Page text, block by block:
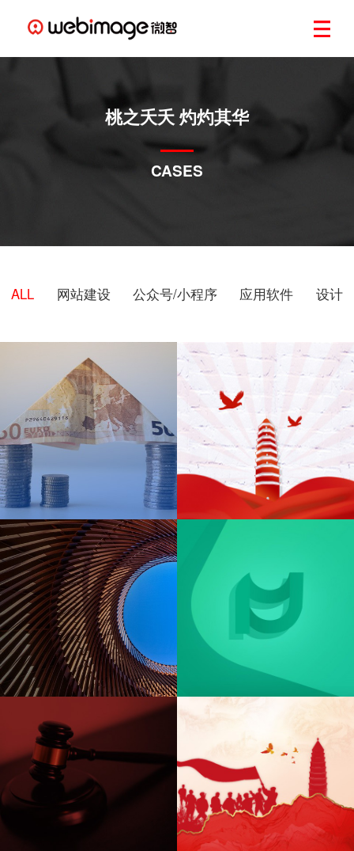
桃之夭夭 灼灼其华
CASES
ALL 网站建设 公众号/小程序 应用软件 设计